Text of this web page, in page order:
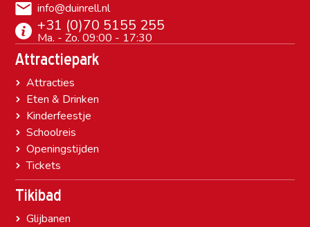
info@duinrell.nl
+31 (0)70 5155 255
Ma. - Zo. 09:00 - 17:30
Attractiepark
Attracties
Eten & Drinken
Kinderfeestje
Schoolreis
Openingstijden
Tickets
Tikibad
Glijbanen